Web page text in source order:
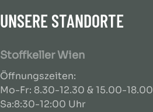
UNSERE STANDORTE
Stoffkeller Wien
Öffnungszeiten:
Mo-Fr: 8.30-12.30 & 15.00-18.00
Sa:8:30-12:00 Uhr